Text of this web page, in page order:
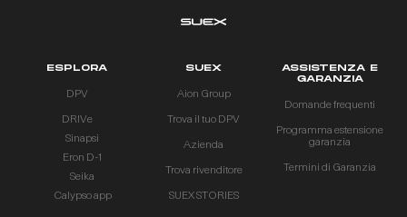
ESPLORA
DPV
DRIVe
Sinapsi
Eron D-1
Seika
Calypso app
SUEX
Aion Group
Trova il tuo DPV
Azienda
Trova rivenditore
SUEX STORIES
ASSISTENZA E
GARANZIA
Domande frequenti
Programma estensione
garanzia
Termini di Garanzia